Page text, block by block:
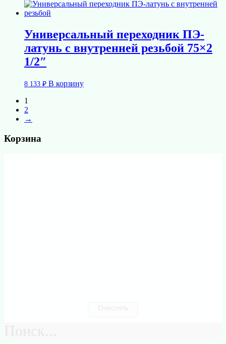
Универсальный переходник ПЭ-
латунь с внутренней резьбой 75×2
1/2″
8 133 ₽ В корзину
1
2
→
Корзина